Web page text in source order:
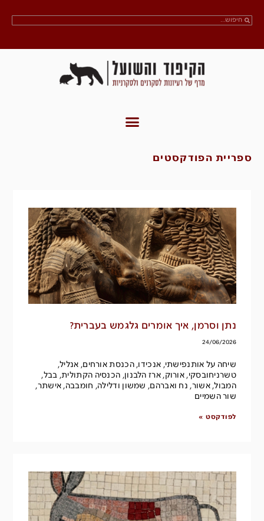
ספריית הפודקסטים
נתן וסרמן, איך אומרים גלגמש בעברית?
24/06/2026
שיחה על אותנפישתי, אנכידו, הכנסת אורחים, אנליל,
טשרניחובסקי, אורוק, ארז הלבנון, הכנסיה הקתולית, בבל,
המבול, אשור, נח ואברהם, שמשון ודלילה, חומבבה, אישתר,
שור השמיים
לפודקסט »